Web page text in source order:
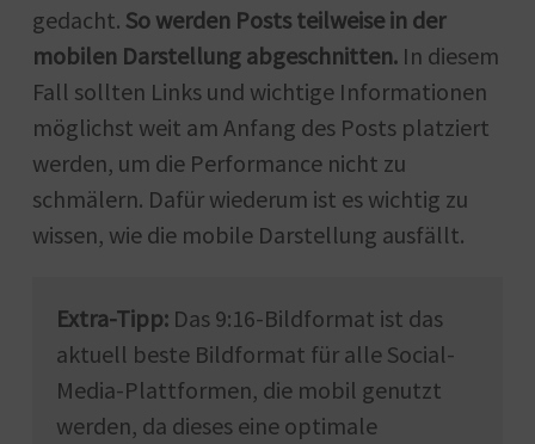
gedacht. So werden Posts teilweise in der
mobilen Darstellung abgeschnitten.In diesem
Fall sollten Links und wichtige Informationen
möglichst weit am Anfang des Posts platziert
werden, um die Performance nicht zu
schmälern. Dafür wiederum ist es wichtig zu
wissen, wie die mobile Darstellung ausfällt.
Extra-Tipp:Das 9:16-Bildformat ist das
aktuell beste Bildformat für alle Social-
Media-Plattformen, die mobil genutzt
werden, da dieses eine optimale